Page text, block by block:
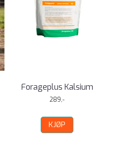
Forageplus Kalsium
289,-
KJØP